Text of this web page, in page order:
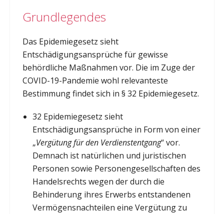
Grundlegendes
Das Epidemiegesetz sieht
Entschädigungsansprüche für gewisse
behördliche Maßnahmen vor. Die im Zuge der
COVID-19-Pandemie wohl relevanteste
Bestimmung findet sich in § 32 Epidemiegesetz.
32 Epidemiegesetz sieht
Entschädigungsansprüche in Form von einer
„Vergütung für den Verdienstentgang“ vor.
Demnach ist natürlichen und juristischen
Personen sowie Personengesellschaften des
Handelsrechts wegen der durch die
Behinderung ihres Erwerbs entstandenen
Vermögensnachteilen eine Vergütung zu